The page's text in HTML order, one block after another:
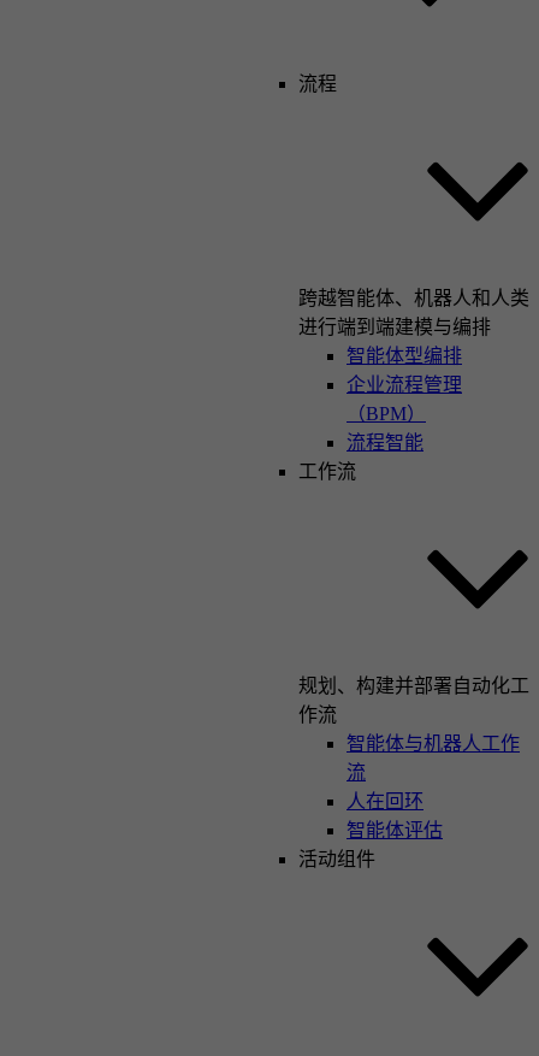
流程
跨越智能体、机器人和人类
进行端到端建模与编排
智能体型编排
企业流程管理
（BPM）
流程智能
工作流
规划、构建并部署自动化工
作流
智能体与机器人工作
流
人在回环
智能体评估
活动组件